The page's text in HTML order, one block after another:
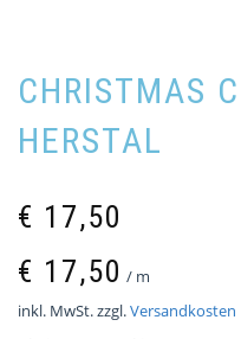
CHRISTMAS
HERSTAL
€ 17,50
€ 17,50 / m
inkl. MwSt.zzgl.Versandkosten